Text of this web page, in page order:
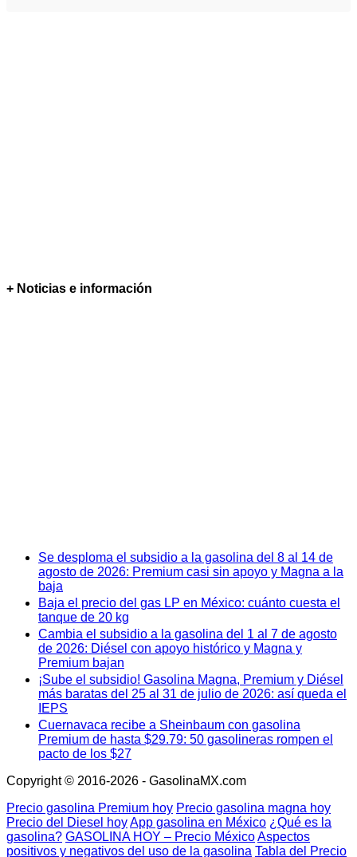
+ Noticias e información
Se desploma el subsidio a la gasolina del 8 al 14 de
agosto de 2026: Premium casi sin apoyo y Magna a la
baja
Baja el precio del gas LP en México: cuánto cuesta el
tanque de 20 kg
Cambia el subsidio a la gasolina del 1 al 7 de agosto
de 2026: Diésel con apoyo histórico y Magna y
Premium bajan
¡Sube el subsidio! Gasolina Magna, Premium y Diésel
más baratas del 25 al 31 de julio de 2026: así queda el
IEPS
Cuernavaca recibe a Sheinbaum con gasolina
Premium de hasta $29.79: 50 gasolineras rompen el
pacto de los $27
Copyright © 2016-2026 - GasolinaMX.com
Precio gasolina Premium hoy Precio gasolina magna hoy
Precio del Diesel hoyApp gasolina en México ¿Qué es la
gasolina? GASOLINA HOY – Precio MéxicoAspectos
positivos y negativos del uso de la gasolina Tabla del Precio